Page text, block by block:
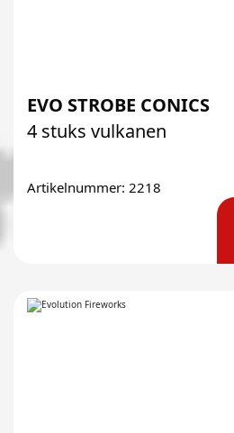
EVO STROBE CONICS
4 stuks vulkanen
Artikelnummer: 2218